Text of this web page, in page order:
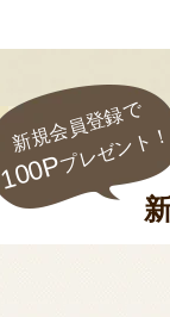
新規会員登録で
100Pプレゼント